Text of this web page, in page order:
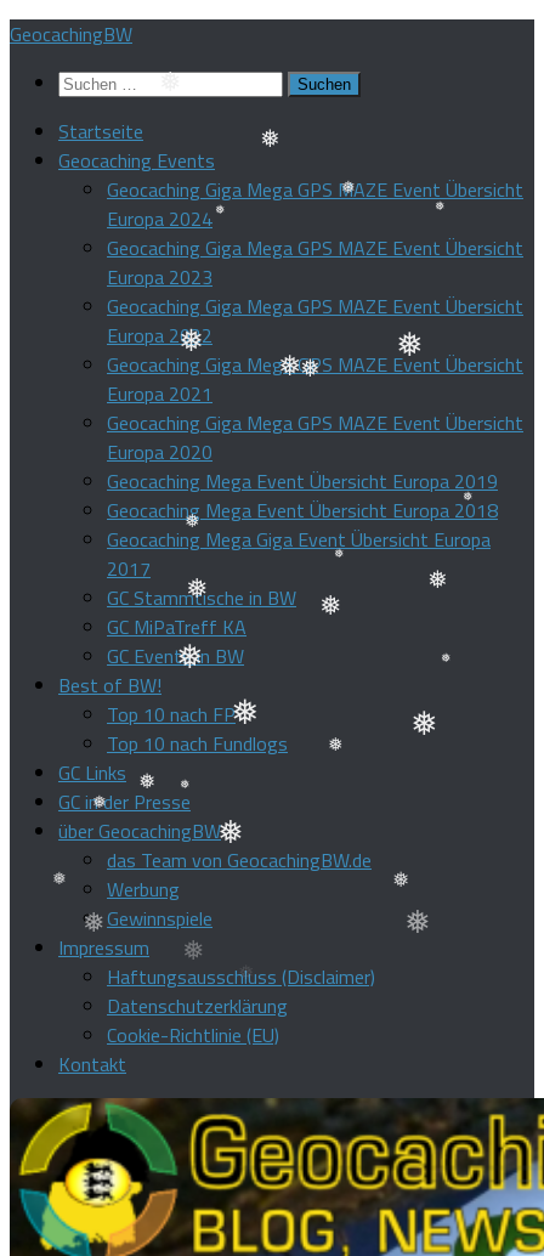
❅
❅
❅
❅
❅
❅
❅
❅
❅
❅
❅
❅
❅ ❅
❅
❅
❅
Zum
springen
GeocachingBW
Suchen
Startseite
Geocaching Events
Geocaching Giga Mega GPS MAZE Event Übersicht
Europa 2024
Geocaching Giga Mega GPS MAZE Event Übersicht
Europa 2023
Geocaching Giga Mega GPS MAZE Event Übersicht
Europa 2022
Geocaching Giga Mega GPS MAZE Event Übersicht
Europa 2021
Geocaching Giga Mega GPS MAZE Event Übersicht
Europa 2020
Geocaching Mega Event Übersicht Europa 2019
Geocaching Mega Event Übersicht Europa 2018
Geocaching Mega Giga Event Übersicht Europa
2017
GC Stammtische in BW
GC MiPaTreff KA
GC Events in BW
Best of BW!
Top 10 nach FP
Top 10 nach Fundlogs
GC Links
GC in der Presse
über GeocachingBW
das Team von GeocachingBW.de
Werbung
Gewinnspiele
Impressum
Haftungsausschluss (Disclaimer)
Datenschutzerklärung
Cookie-Richtlinie (EU)
Kontakt